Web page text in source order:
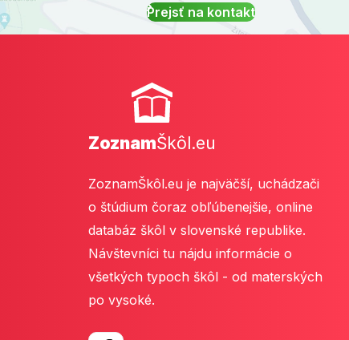
Prejsť na kontakt
ZoznamŠkôl.eu
ZoznamŠkôl.eu je najväčší, uchádzači
o štúdium čoraz obľúbenejšie, online
databáz škôl v slovenské republike.
Návštevníci tu nájdu informácie o
všetkých typoch škôl - od materských
po vysoké.